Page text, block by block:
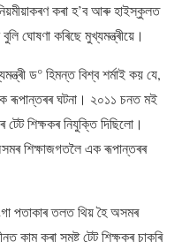
কৰা হ’ব আৰু হাইস্কুলত
ঘোষণা কৰিছে মুখ্যমন্ত্ৰীয়ে।
ড° হিমন্ত বিশ্ব শৰ্মাই কয় যে,
ৰূপান্তৰৰ ঘটনা। ২০১১ চনত মই
টেট শিক্ষকৰ নিযুক্তি দিছিলো।
শিক্ষাজগতলৈ এক ৰূপান্তৰৰ
পতাকাৰ তলত থিয় হৈ অসমৰ
কাম কৰা সমষ্ট টেট শিক্ষকৰ চাকৰি